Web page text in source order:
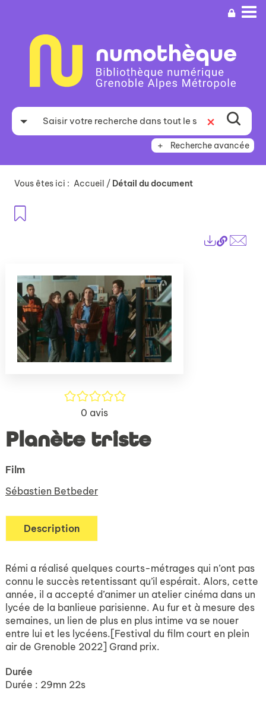
recherche
Recherche avancée
Vous êtes ici : Accueil / Détail du document
Lien
/5
0 avis
Planète triste
Film
Sébastien Betbeder
Description
Rémi a réalisé quelques courts-métrages qui n’ont pas
connu le succès retentissant qu’il espérait. Alors, cette
année, il a accepté d’animer un atelier cinéma dans un
lycée de la banlieue parisienne. Au fur et à mesure des
semaines, un lien de plus en plus intime va se nouer
entre lui et les lycéens.[Festival du film court en plein
air de Grenoble 2022] Grand prix.
Durée
Durée : 29mn 22s